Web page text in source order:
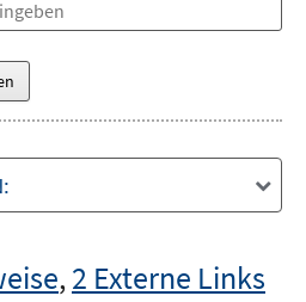
,2 Externe Links